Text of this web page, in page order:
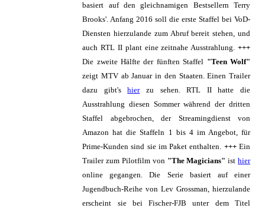
basiert auf den gleichnamigen Bestsellern Terry
Brooks'. Anfang 2016 soll die erste Staffel bei VoD-
Diensten hierzulande zum Abruf bereit stehen, und
auch RTL II plant eine zeitnahe Ausstrahlung. +++
Die zweite Hälfte der fünften Staffel "Teen Wolf"
zeigt MTV ab Januar in den Staaten. Einen Trailer
dazu gibt'shierzu sehen. RTL II hatte die
Ausstrahlung diesen Sommer während der dritten
Staffel abgebrochen, der Streamingdienst von
Amazon hat die Staffeln 1 bis 4 im Angebot, für
Prime-Kunden sind sie im Paket enthalten. +++ Ein
Trailer zum Pilotfilm von "The Magicians" isthier
online gegangen. Die Serie basiert auf einer
Jugendbuch-Reihe von Lev Grossman, hierzulande
erscheint sie bei Fischer-FJB unter dem Titel